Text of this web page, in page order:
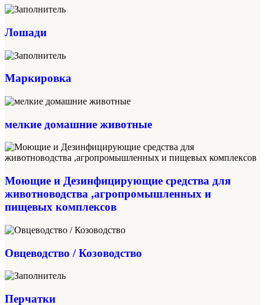
Лошади
Маркировка
мелкие домашние животные
Моющие и Дезинфицирующие средства для
животноводства ,агропромышленных и
пищевых комплексов
Овцеводство / Козоводство
Перчатки